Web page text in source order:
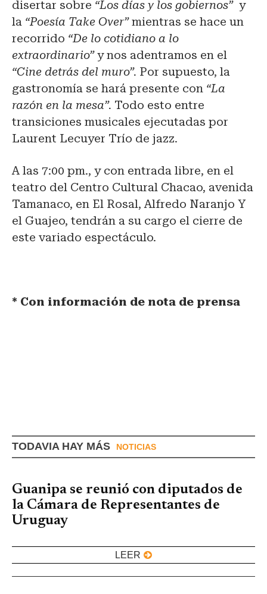
disertar sobre “Los días y los gobiernos” y
la “Poesía Take Over”mientras se hace un
recorrido “De lo cotidiano a lo
extraordinario”y nos adentramos en el
“Cine detrás del muro”. Por supuesto, la
gastronomía se hará presente con “La
razón en la mesa”. Todo esto entre
transiciones musicales ejecutadas por
Laurent Lecuyer Trío de jazz.
A las 7:00 pm., y con entrada libre, en el
teatro del Centro Cultural Chacao, avenida
Tamanaco, en El Rosal, Alfredo Naranjo Y
el Guajeo, tendrán a su cargo el cierre de
este variado espectáculo.
* Con información de nota de prensa
TODAVIA HAY MÁS NOTICIAS
Guanipa se reunió con diputados de
la Cámara de Representantes de
Uruguay
LEER